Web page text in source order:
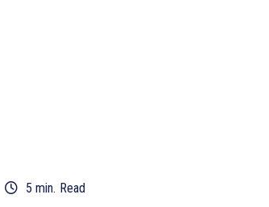
5 min. Read